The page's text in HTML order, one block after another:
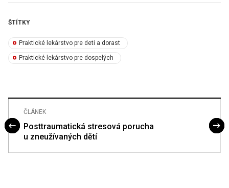
ŠTÍTKY
Praktické lekárstvo pre deti a dorast
Praktické lekárstvo pre dospelých
ČLÁNEK
Posttraumatická stresová porucha
u zneužívaných dětí